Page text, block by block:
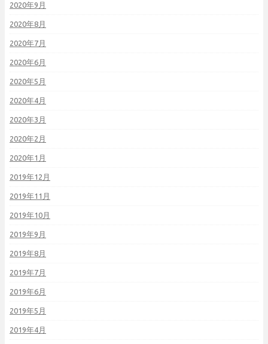
2020年9月
2020年8月
2020年7月
2020年6月
2020年5月
2020年4月
2020年3月
2020年2月
2020年1月
2019年12月
2019年11月
2019年10月
2019年9月
2019年8月
2019年7月
2019年6月
2019年5月
2019年4月